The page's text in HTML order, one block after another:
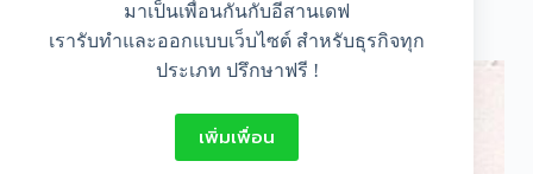
มาเป็นเพื่อนกันกับอีสานเดฟ
เรารับทำและออกแบบเว็บไซต์ สำหรับธุรกิจทุก
ประเภท ปรึกษาฟรี !
เพิ่มเพื่อน
วันแรงงานแห่งชาติ